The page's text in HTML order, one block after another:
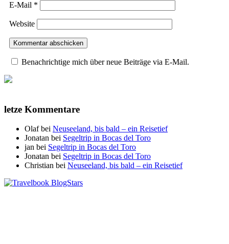
E-Mail *
Website
Benachrichtige mich über neue Beiträge via E-Mail.
letze Kommentare
Olafbei Neuseeland, bis bald – ein Reisetief
Jonatan bei Segeltrip in Bocas del Toro
jan bei Segeltrip in Bocas del Toro
Jonatan bei Segeltrip in Bocas del Toro
Christian bei Neuseeland, bis bald – ein Reisetief